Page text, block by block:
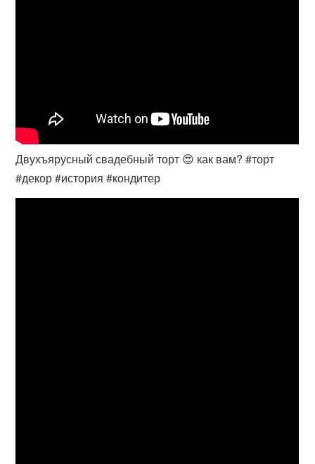
Двухъярусный свадебный торт 😍 как вам? #торт
#декор #история #кондитер